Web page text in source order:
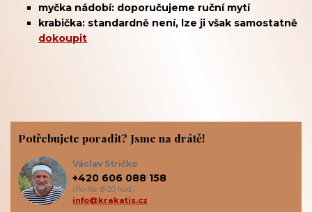
myčka nádobí: doporučujeme ruční mytí
krabička: standardně není, lze ji však samostatně
dokoupit
Potřebujete poradit? Jsme na drátě!
Václav Stričko
+420 606 088 158
(Po-Ne, 8-20 hod.)
info@krakatis.cz